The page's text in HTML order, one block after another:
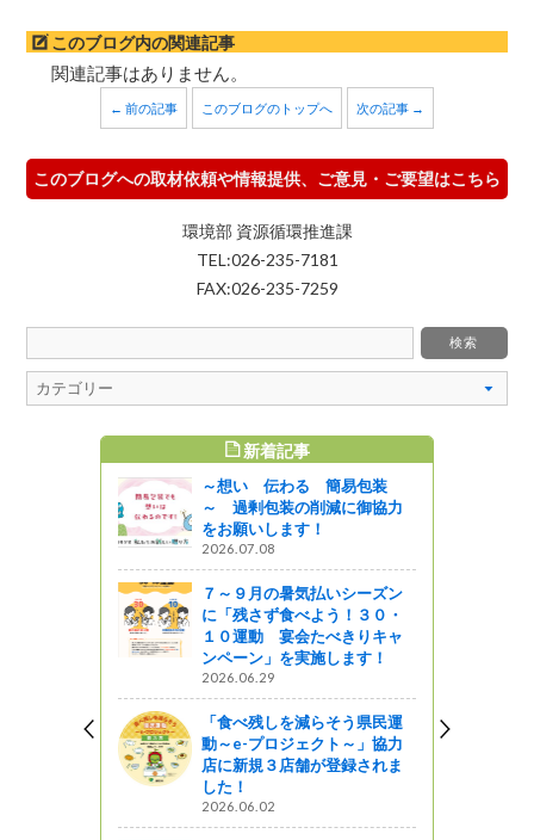
このブログ内の関連記事
関連記事はありません。
← 前の記事 このブログのトップへ 次の記事 →
このブログへの取材依頼や情報提供、ご意見・ご要望はこちら
環境部 資源循環推進課
TEL:026-235-7181
FAX:026-235-7259
新着記事
～想い 伝わる 簡易包装
～ 過剰包装の削減に御協力
をお願いします！
2026.07.08
７～９月の暑気払いシーズン
に「残さず食べよう！３０・
１０運動 宴会たべきりキャ
ンペーン」を実施します！
2026.06.29
「食べ残しを減らそう県民運
動～e-プロジェクト～」協力
店に新規３店舗が登録されま
した！
2026.06.02